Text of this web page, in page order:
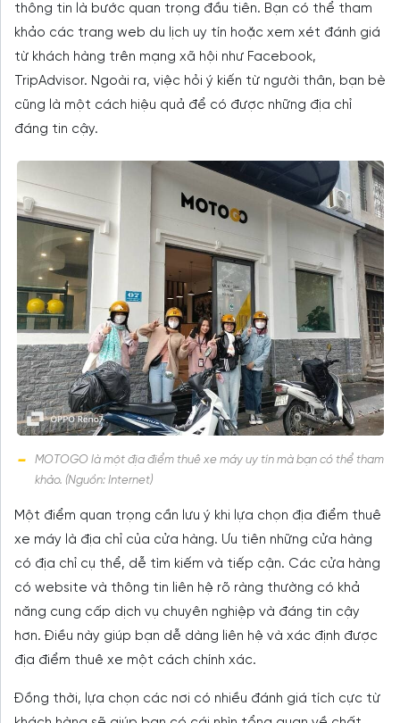
thông tin là bước quan trọng đầu tiên. Bạn có thể tham
khảo các trang web du lịch uy tín hoặc xem xét đánh giá
từ khách hàng trên mạng xã hội như Facebook,
TripAdvisor. Ngoài ra, việc hỏi ý kiến từ người thân, bạn bè
cũng là một cách hiệu quả để có được những địa chỉ
đáng tin cậy.
MOTOGO là một địa điểm thuê xe máy uy tín mà bạn có thể tham
khảo. (Nguồn: Internet)
Một điểm quan trọng cần lưu ý khi lựa chọn địa điểm thuê
xe máy là địa chỉ của cửa hàng. Ưu tiên những cửa hàng
có địa chỉ cụ thể, dễ tìm kiếm và tiếp cận. Các cửa hàng
có website và thông tin liên hệ rõ ràng thường có khả
năng cung cấp dịch vụ chuyên nghiệp và đáng tin cậy
hơn. Điều này giúp bạn dễ dàng liên hệ và xác định được
địa điểm thuê xe một cách chính xác.
Đồng thời, lựa chọn các nơi có nhiều đánh giá tích cực từ